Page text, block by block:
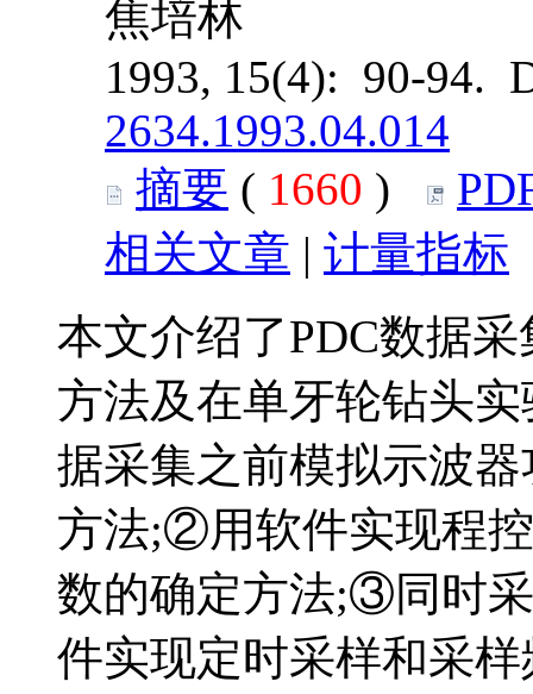
焦培林
1993, 15(4): 90-94.
2634.1993.04.014
摘要 ( 1660 )
相关文章 | 计量指标
本文介绍了PDC数据
方法及在单牙轮钻头
据采集之前模拟示波
方法;②用软件实现程
数的确定方法;③同时
件实现定时采样和采